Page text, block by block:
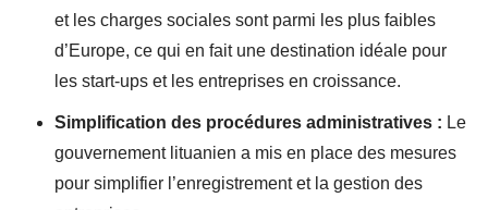
et les charges sociales sont parmi les plus faibles
d’Europe, ce qui en fait une destination idéale pour
les start-ups et les entreprises en croissance.
Simplification des procédures administratives : Le
gouvernement lituanien a mis en place des mesures
pour simplifier l’enregistrement et la gestion des